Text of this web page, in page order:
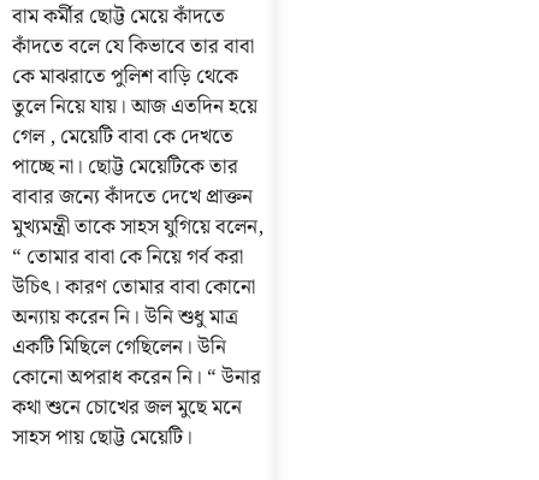
বাম কর্মীর ছোট্ট মেয়ে কাঁদতে
কাঁদতে বলে যে কিভাবে তার বাবা
কে মাঝরাতে পুলিশ বাড়ি থেকে
তুলে নিয়ে যায়। আজ এতদিন হয়ে
গেল , মেয়েটি বাবা কে দেখতে
পাচ্ছে না। ছোট্ট মেয়েটিকে তার
বাবার জন্যে কাঁদতে দেখে প্রাক্তন
মুখ্যমন্ত্রী তাকে সাহস যুগিয়ে বলেন,
“ তোমার বাবা কে নিয়ে গর্ব করা
উচিৎ। কারণ তোমার বাবা কোনো
অন্যায় করেন নি। উনি শুধু মাত্র
একটি মিছিলে গেছিলেন। উনি
কোনো অপরাধ করেন নি। “ উনার
কথা শুনে চোখের জল মুছে মনে
সাহস পায় ছোট্ট মেয়েটি।